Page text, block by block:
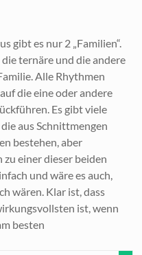
gibt es nur 2 „Familien“.
ternäre und die andere
Alle Rhythmen
die eine oder andere
Es gibt viele
aus Schnittmengen
bestehen, aber
einer dieser beiden
und wäre es auch,
wären. Klar ist, dass
ist, wenn
besten